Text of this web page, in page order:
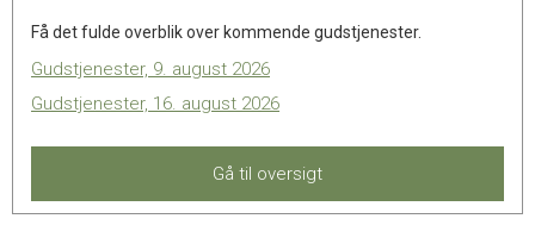
Få det fulde overblik over kommende gudstjenester.
Gudstjenester, 9. august 2026
Gudstjenester, 16. august 2026
Gå til oversigt